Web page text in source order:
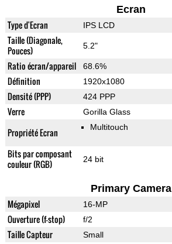
Ecran
Type d'Ecran IPS LCD
Taille (Diagonale,
Pouces)
5.2"
Ratio écran/appareil 68.6%
Définition 1920x1080
Densité (PPP) 424 PPP
Verre Gorilla Glass
Propriété Ecran Multitouch
Bits par composant
couleur (RGB)
24 bit
Primary Camera
Mégapixel 16-MP
Ouverture (f-stop) f/2
Taille Capteur Small